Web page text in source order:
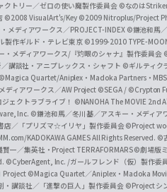
トリー／ゼロの使い魔製作委員会 ©なのは
©2008 VisualArt's/Key ©2009 Nitroplus/Project
メディアワークス／PROJECT-INDEX ©鎌池和馬
製作ギルド・テレビ東京 ©1999-2010 TYPE-
・メディアワークス/『灼眼のシャナ』製作委員会
講談社・アニプレックス・シャフト ©ギルティク
©Magica Quartet/Aniplex・Madoka Partners・MBS
ディアワークス／AW Project ©SEGA / ©Crypton
ェクトラブライブ！ ©NANOHA The MOVIE 2nd
Inc. ©鎌池和馬／冬川基／アスキー・メディア
店／「プリズマ☆イリヤ」製作委員会©Project
KADOKAWA GAMES All Rights Reserved. ©
一／集英社・Project TERRAFORMARS©劇場版
©CyberAgent, Inc. /ガールフレンド（仮）製作委
Project ©Magica Quartet／Aniplex・Madoka
・講談社／「進撃の巨人」製作委員会 ©Project シ